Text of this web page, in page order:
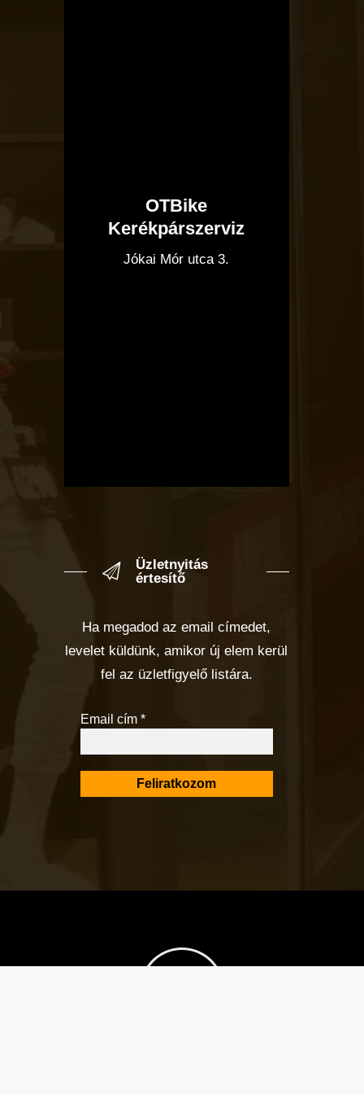
OTBike
Kerékpárszerviz
Jókai Mór utca 3.
Üzletnyitás
értesítő
Ha megadod az email címedet,
levelet küldünk, amikor új elem kerül
fel az üzletfigyelő listára.
Email cím *